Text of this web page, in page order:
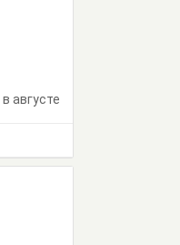
в августе